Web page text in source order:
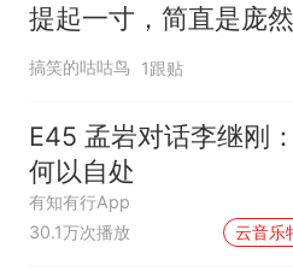
提起一寸，简直是庞
物！
搞笑的咕咕鸟 1跟贴
E45 孟岩对话李继刚
何以自处
有知有行App
30.1万次播放
云音乐